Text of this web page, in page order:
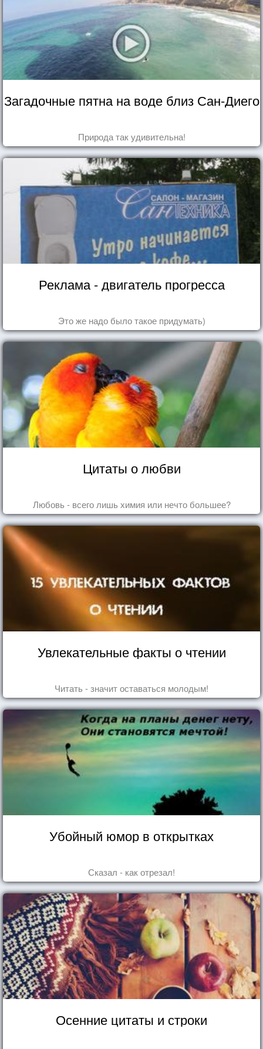
Загадочные пятна на воде близ Сан-Диего
Природа так удивительна!
Реклама - двигатель прогресса
Это же надо было такое придумать)
Цитаты о любви
Любовь - всего лишь химия или нечто большее?
Увлекательные факты о чтении
Читать - значит оставаться молодым!
Убойный юмор в открытках
Сказал - как отрезал!
Осенние цитаты и строки